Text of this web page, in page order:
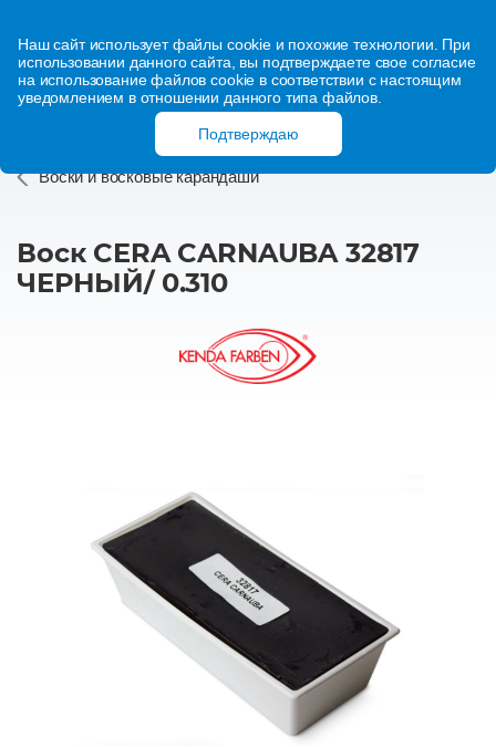
Наш сайт использует файлы cookie и похожие технологии. При
использовании данного сайта, вы подтверждаете свое согласие
на использование файлов cookie в соответствии с настоящим
уведомлением в отношении данного типа файлов.
Подтверждаю
Воски и восковые карандаши
Воск CERA CARNAUBA 32817
ЧЕРНЫЙ/ 0.310